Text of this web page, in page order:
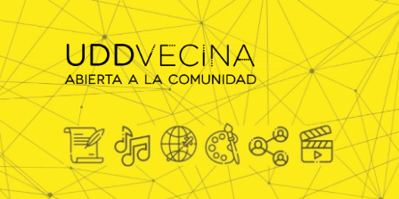
Inicio
Sobre Nosotros
Charlas realizadas online
Actividades presenciales realizadas Santiago